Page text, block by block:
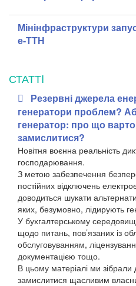
Мінінфраструктури
е-ТТН
СТАТТI
Резервні джерела
генератори проблем?
генератор: про що варто
замислитися?
Новітня воєнна реальність
господарювання.
З метою забезпечення
постійних відключень
доводиться шукати
яких, безумовно, лідирують
У бухгалтерському
щодо питань, пов’язаних із
обслуговуванням,
документацією тощо.
В цьому матеріалі ми
замислитися щасливим